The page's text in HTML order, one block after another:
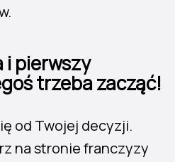
i pierwszy
trzeba zacząć!
od Twojej decyzji.
na stronie franczyzy